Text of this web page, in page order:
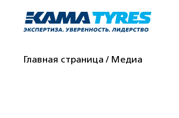
Главная страница Медиа